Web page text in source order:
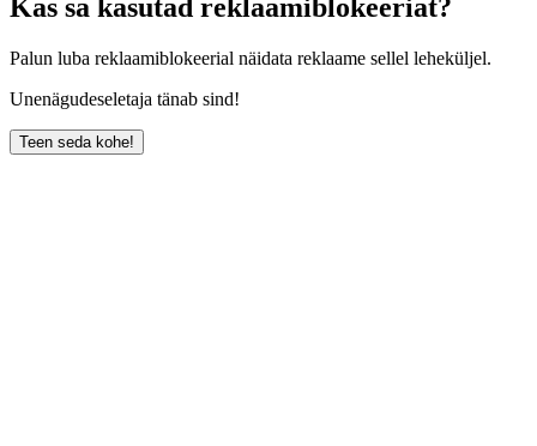
Kas sa kasutad reklaamiblokeeriat?
Palun luba reklaamiblokeerial näidata reklaame sellel leheküljel.
Unenägudeseletaja tänab sind!
Teen seda kohe!